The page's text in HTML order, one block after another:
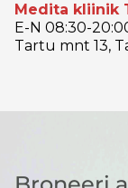
Medita kliinik
E-N 08:30-
Tartu mnt 13,